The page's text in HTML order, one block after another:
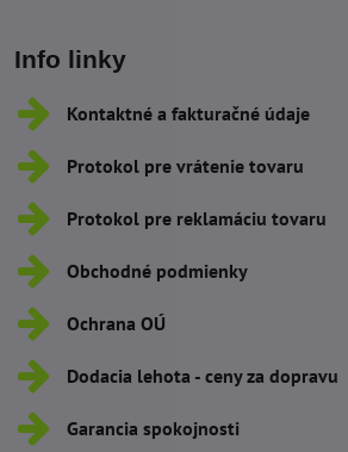
Info linky
Kontaktné a fakturačné údaje
Protokol pre vrátenie tovaru
Protokol pre reklamáciu tovaru
Obchodné podmienky
Ochrana OÚ
Dodacia lehota - ceny za dopravu
Garancia spokojnosti